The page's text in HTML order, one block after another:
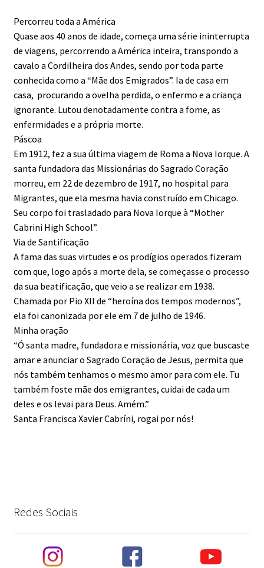
Percorreu toda a América
Quase aos 40 anos de idade, começa uma série ininterrupta
de viagens, percorrendo a América inteira, transpondo a
cavalo a Cordilheira dos Andes, sendo por toda parte
conhecida como a “Mãe dos Emigrados”. Ia de casa em
casa, procurando a ovelha perdida, o enfermo e a criança
ignorante. Lutou denotadamente contra a fome, as
enfermidades e a própria morte.
Páscoa
Em 1912, fez a sua última viagem de Roma a Nova Iorque. A
santa fundadora das Missionárias do Sagrado Coração
morreu, em 22 de dezembro de 1917, no hospital para
Migrantes, que ela mesma havia construído em Chicago.
Seu corpo foi trasladado para Nova Iorque à “Mother
Cabrini High School”.
Via de Santificação
A fama das suas virtudes e os prodígios operados fizeram
com que, logo após a morte dela, se começasse o processo
da sua beatificação, que veio a se realizar em 1938.
Chamada por Pio XII de “heroína dos tempos modernos”,
ela foi canonizada por ele em 7 de julho de 1946.
Minha oração
“Ó santa madre, fundadora e missionária, voz que buscaste
amar e anunciar o Sagrado Coração de Jesus, permita que
nós também tenhamos o mesmo amor para com ele. Tu
também foste mãe dos emigrantes, cuidai de cada um
deles e os levai para Deus. Amém.”
Santa Francisca Xavier Cabríni, rogai por nós!
Redes Sociais